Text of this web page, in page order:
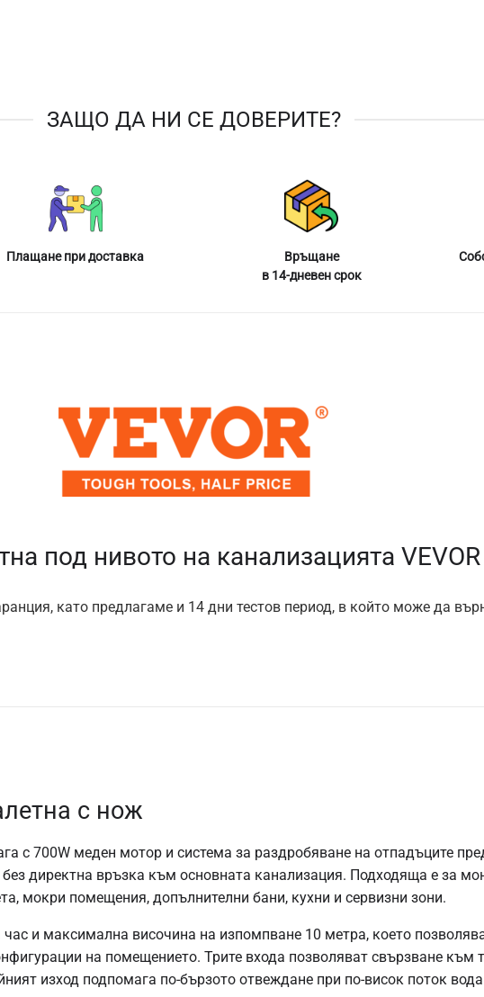
ЗАЩО ДА НИ СЕ ДОВЕРИТЕ?
Плащане при доставка
Връщане
в 14-дневен срок
под нивото на канализацията
като предлагаме и 14 дни тестов период, в който може да
с нож
с 700W меден мотор и система за раздробяване на отпадъците
директна връзка към основната канализация. Подходяща е за
мокри помещения, допълнителни бани, кухни и сервизни зони.
и максимална височина на изпомпване 10 метра, което
на помещението. Трите входа позволяват свързване към
изход подпомага по-бързото отвеждане при по-висок поток